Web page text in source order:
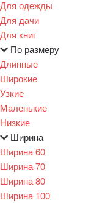
Для одежды
Для дачи
Для книг
По размеру
Длинные
Широкие
Узкие
Маленькие
Низкие
Ширина
Ширина 60
Ширина 70
Ширина 80
Ширина 100